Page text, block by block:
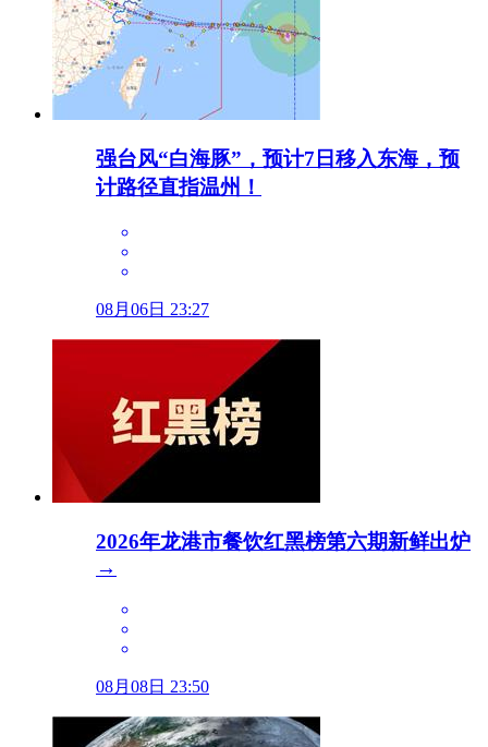
强台风“白海豚”，预计7日移入东海，预
计路径直指温州！
08月06日 23:27
2026年龙港市餐饮红黑榜第六期新鲜出炉
→
08月08日 23:50